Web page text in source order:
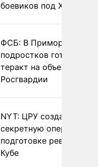
боевиков под
ФСБ: В Приморье трое
подростков готовили
теракт на объекте
Росгвардии
NYT: ЦРУ создало
секретную опергруппу
подготовке революции
Кубе